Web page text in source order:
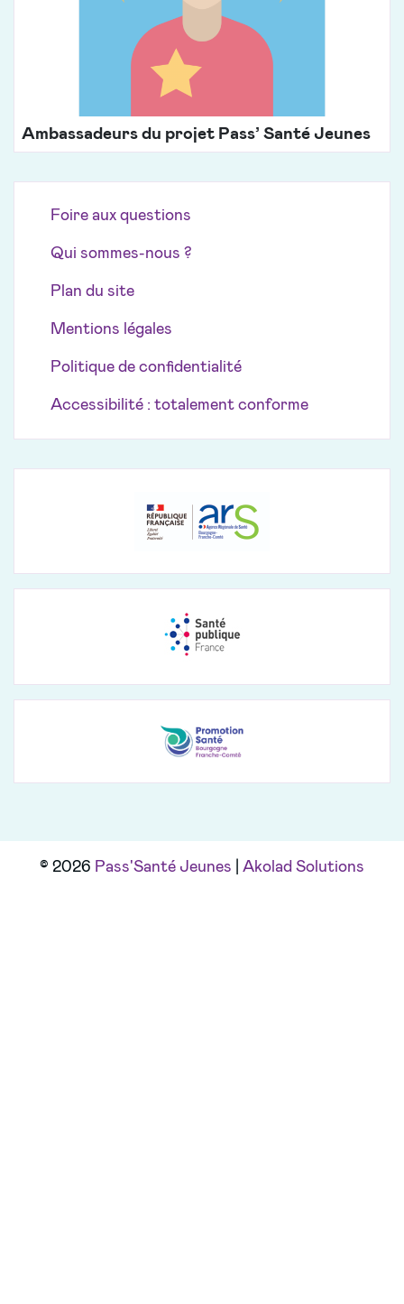
Ambassadeurs du projet Pass’ Santé Jeunes
Foire aux questions
Qui sommes-nous ?
Plan du site
Mentions légales
Politique de confidentialité
Accessibilité : totalement conforme
© 2026 Pass'Santé Jeunes Akolad Solutions